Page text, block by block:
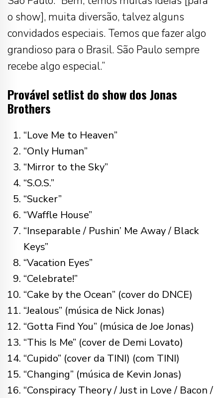
o show], muita diversão, talvez alguns
convidados especiais. Temos que fazer algo
grandioso para o Brasil. São Paulo sempre
recebe algo especial.”
Provável setlist do show dos Jonas
Brothers
“Love Me to Heaven”
“Only Human”
“Mirror to the Sky”
“S.O.S.”
“Sucker”
“Waffle House”
“Inseparable / Pushin’ Me Away / Black
Keys”
“Vacation Eyes”
“Celebrate!”
“Cake by the Ocean” (cover do DNCE)
“Jealous” (música de Nick Jonas)
“Gotta Find You” (música de Joe Jonas)
“This Is Me” (cover de Demi Lovato)
“Cupido” (cover da TINI) (com TINI)
“Changing” (música de Kevin Jonas)
“Conspiracy Theory / Just in Love / Bacon /